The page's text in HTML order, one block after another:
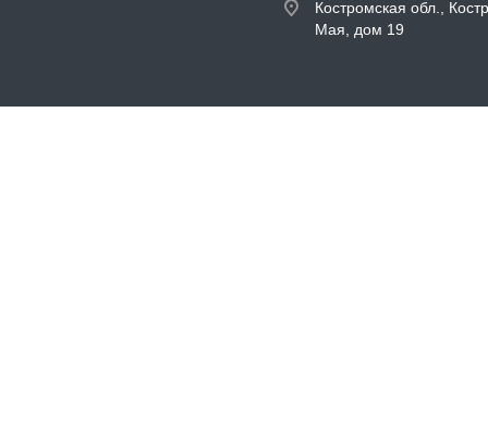
Костромская обл.,
Мая, дом 19